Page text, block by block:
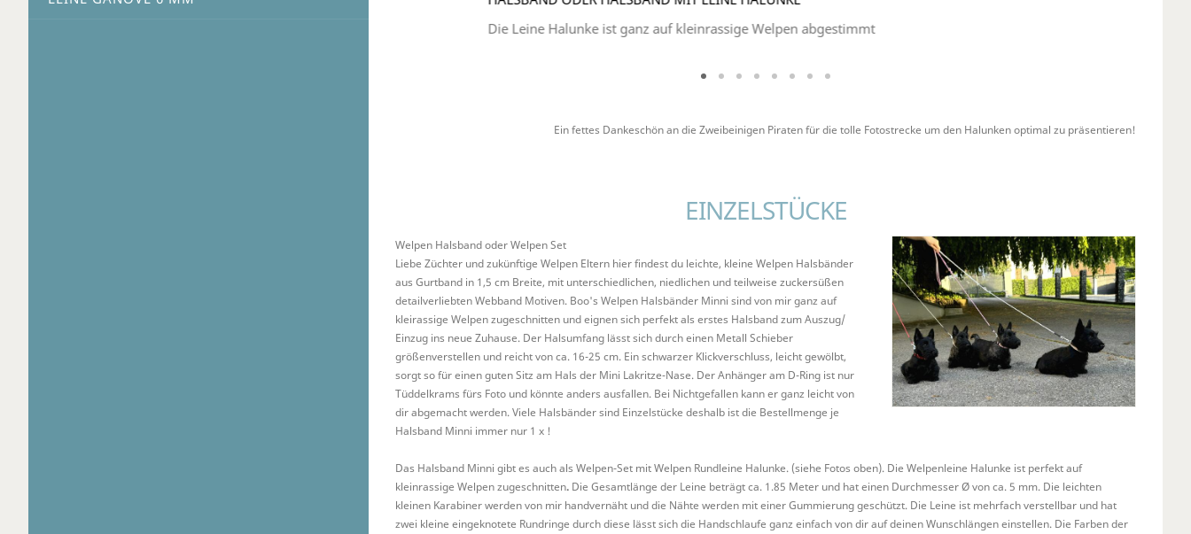
Die Leine Halunke ist ganz auf kleinrassige Welpen abgestimmt
Ein fettes Dankeschön an die Zweibeinigen Piraten für die tolle Fotostrecke um den Halunken optimal zu präsentieren!
EINZELSTÜCKE
Welpen Halsband oder Welpen Set
Liebe Züchter und zukünftige Welpen Eltern hier findest du leichte, kleine Welpen Halsbänder
aus Gurtband in 1,5 cm Breite, mit unterschiedlichen, niedlichen und teilweise zuckersüßen
detailverliebten Webband Motiven. Boo's Welpen Halsbänder Minni sind von mir ganz auf
kleirassige Welpen zugeschnitten und eignen sich perfekt als erstes Halsband zum Auszug/
Einzug ins neue Zuhause. Der Halsumfang lässt sich durch einen Metall Schieber
größenverstellen und reicht von ca. 16-25 cm. Ein schwarzer Klickverschluss, leicht gewölbt,
sorgt so für einen guten Sitz am Hals der Mini Lakritze-Nase. Der Anhänger am D-Ring ist nur
Tüddelkrams fürs Foto und könnte anders ausfallen. Bei Nichtgefallen kann er ganz leicht von
dir abgemacht werden. Viele Halsbänder sind Einzelstücke deshalb ist die Bestellmenge je
Halsband Minni immer nur 1 x !
Das Halsband Minni gibt es auch als Welpen-Set mit Welpen Rundleine Halunke. (siehe Fotos oben). Die Welpenleine Halunke ist perfekt auf
kleinrassige Welpen zugeschnitten. Die Gesamtlänge der Leine beträgt ca. 1.85 Meter und hat einen Durchmesser Ø von ca. 5 mm. Die leichten
kleinen Karabiner werden von mir handvernäht und die Nähte werden mit einer Gummierung geschützt. Die Leine ist mehrfach verstellbar und hat
zwei kleine eingeknotete Rundringe durch diese lässt sich die Handschlaufe ganz einfach von dir auf deinen Wunschlängen einstellen. Die Farben der